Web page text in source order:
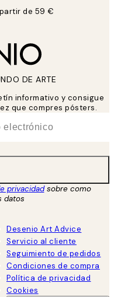
de 59 €
DE ARTE
informativo y consigue
que compres pósters.
privacidadsobre como
datos
Desenio Art Advice
Servicio al cliente
Seguimiento de pedidos
Condiciones de compra
Política de privacidad
Cookies